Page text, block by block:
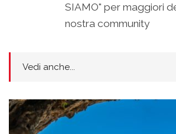
SIAMO" per maggiori
nostra community
Vedi anche...